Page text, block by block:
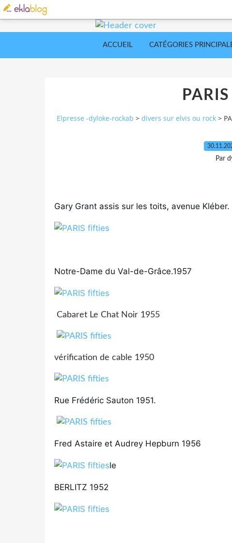
ACCUEIL CATÉGORIES
Elpresse -dyloke-rockab > divers sur elvis ou rock >
Par
Gary Grant assis sur les toits, avenue Kléber.
Notre-Dame du Val-de-Grâce.1957
Cabaret Le Chat Noir 1955
vérification de cable 1950
Rue Frédéric Sauton 1951.
Fred Astaire et Audrey Hepburn 1956
le
BERLITZ 1952